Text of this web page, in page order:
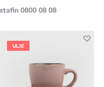
stafin 0800 08 08
ULJE